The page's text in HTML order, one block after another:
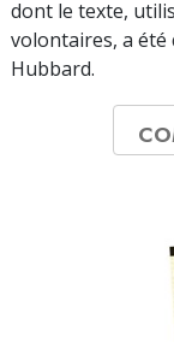
dont le texte,
volontaires, a
Hubbard.